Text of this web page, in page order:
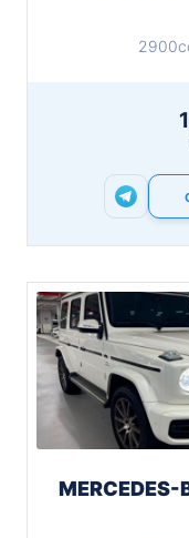
MERCEDES-